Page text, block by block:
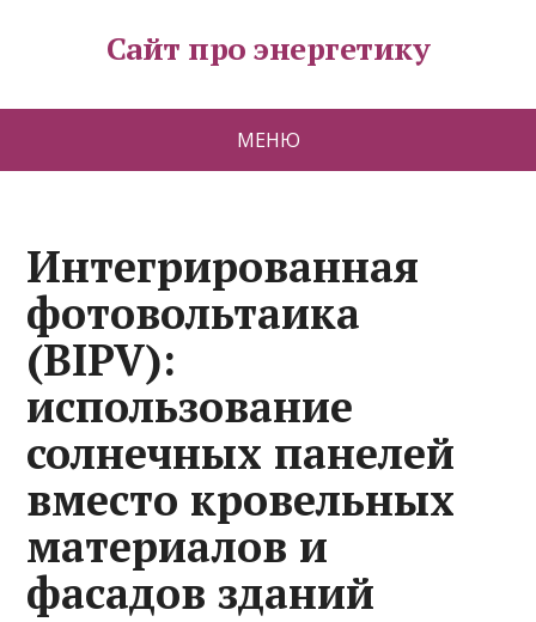
Сайт про энергетику
МЕНЮ
Интегрированная
фотовольтаика
(BIPV):
использование
солнечных панелей
вместо кровельных
материалов и
фасадов зданий